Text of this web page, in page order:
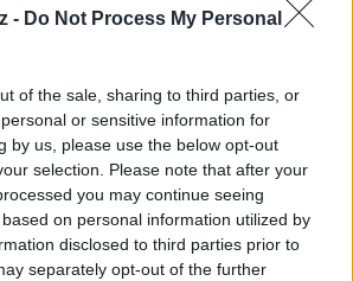
- Do Not Process My Personal
of the sale, sharing to third parties, or
or sensitive information for
by us, please use the below opt-out
selection. Please note that after your
you may continue seeing
on personal information utilized by
disclosed to third parties prior to
separately opt-out of the further
korszakot nyitnak a
rákkutatásban –
új korszakot